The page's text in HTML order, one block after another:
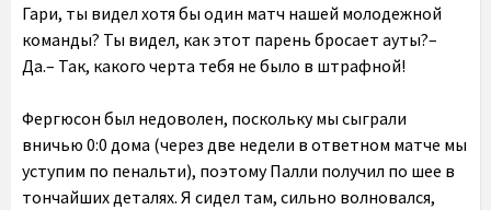
Гари, ты видел хотя бы один матч нашей молодежной
команды? Ты видел, как этот парень бросает ауты?–
Да.– Так, какого черта тебя не было в штрафной!
Фергюсон был недоволен, поскольку мы сыграли
вничью 0:0 дома (через две недели в ответном матче мы
уступим по пенальти), поэтому Палли получил по шее в
тончайших деталях. Я сидел там, сильно волновался,